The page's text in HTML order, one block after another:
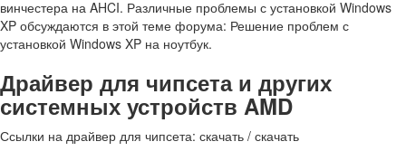
винчестера на AHCI. Различные проблемы с установкой Windows
XP обсуждаются в этой теме форума: Решение проблем с
установкой Windows XP на ноутбук.
Драйвер для чипсета и других
системных устройств AMD
Ссылки на драйвер для чипсета: скачать / скачать